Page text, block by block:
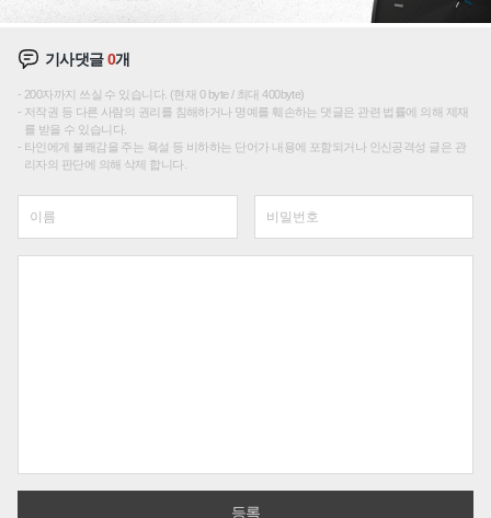
기사댓글0개
200자까지 쓰실 수 있습니다. (현재 0 byte / 최대 400byte)
저작권 등 다른 사람의 권리를 침해하거나 명예를 훼손하는 댓글은 관련 법률에 의해 제재
를 받을 수 있습니다.
타인에게 불쾌감을 주는 욕설 등 비하하는 단어가 내용에 포함되거나 인신공격성 글은 관
리자의 판단에 의해 삭제 합니다.